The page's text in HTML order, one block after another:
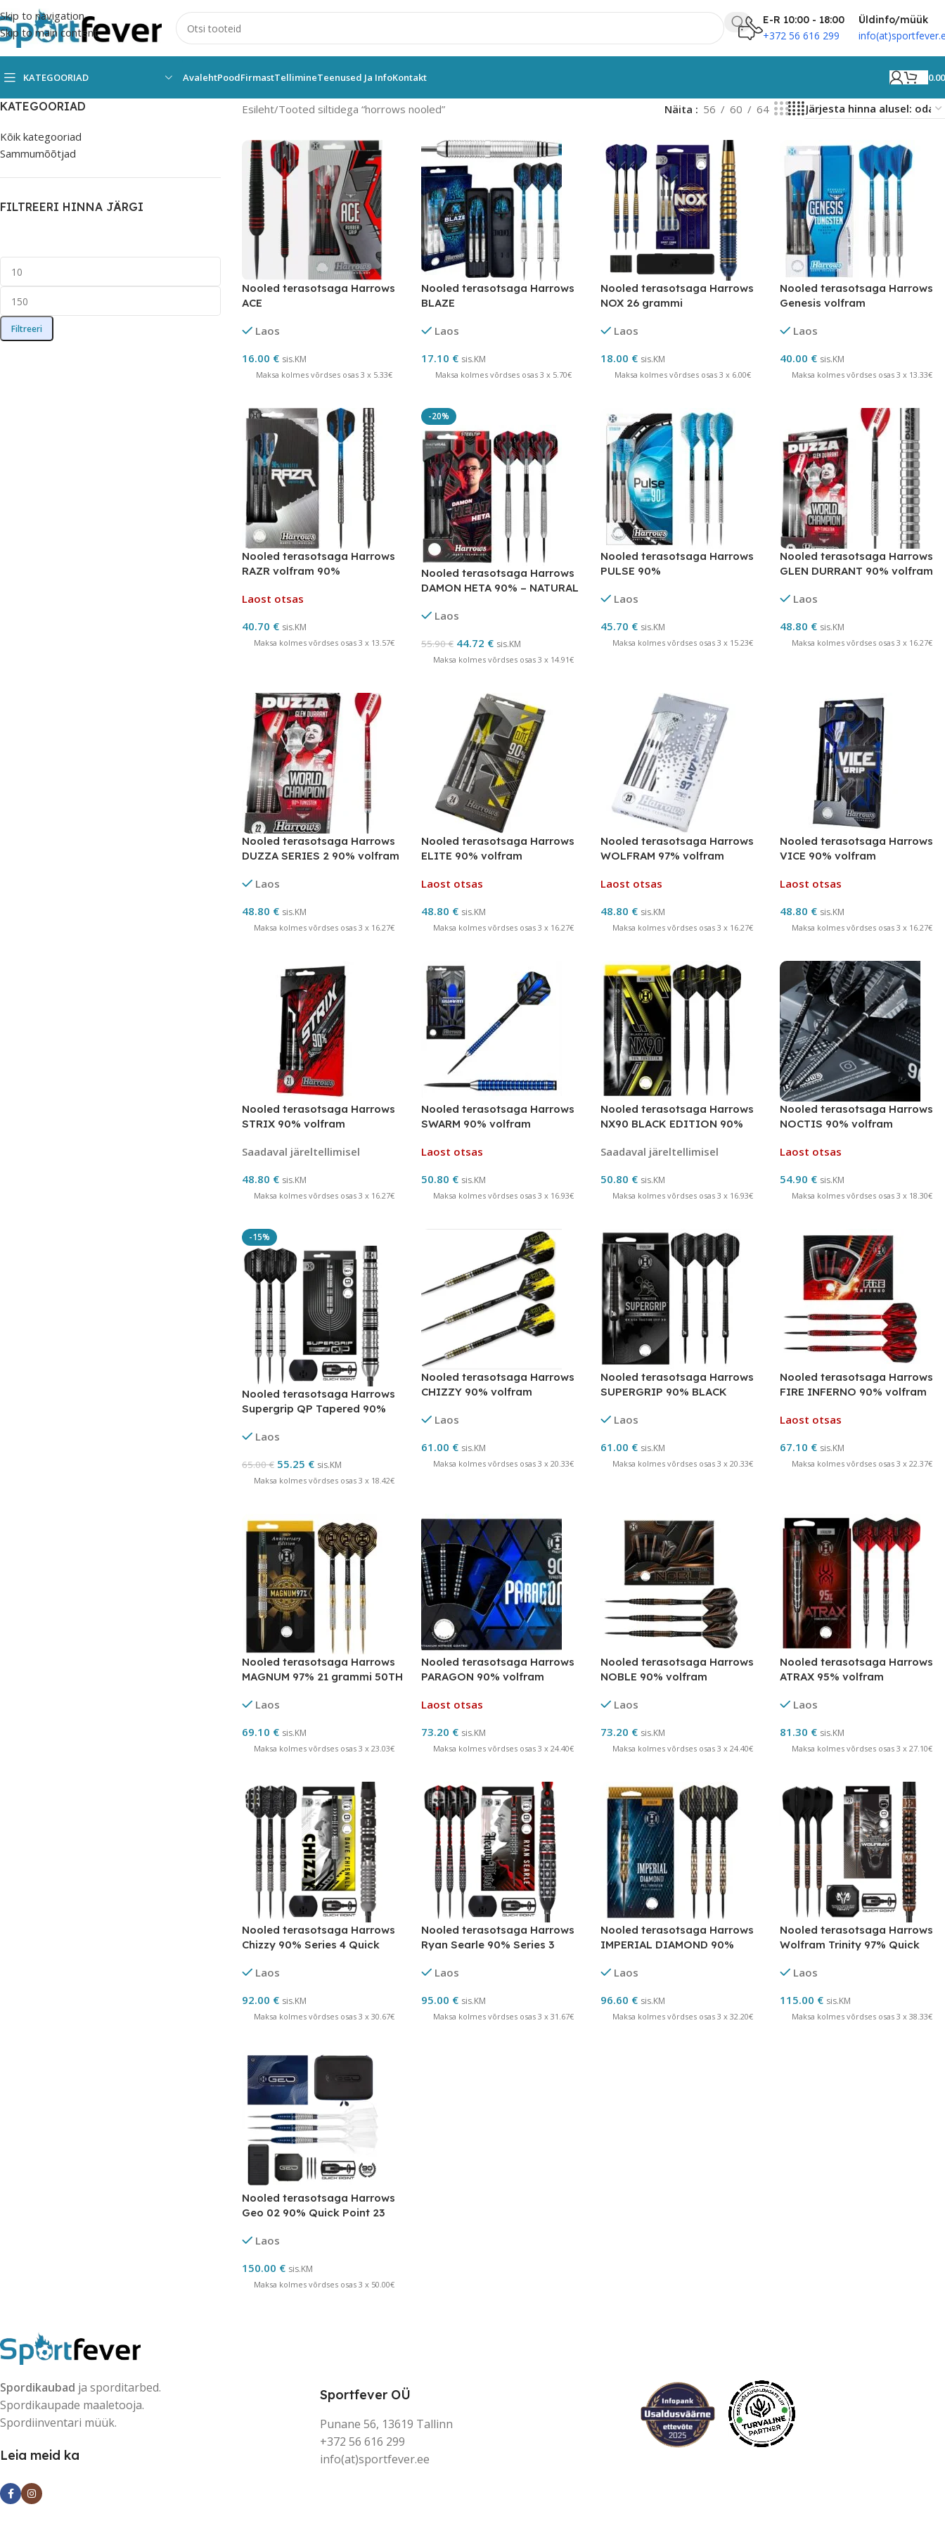
Skip to navigation
Skip to main content
E-R 10:00 - 18:00
+372 56 616 299
Üldinfo/müük
KATEGOORIAD AvalehtPoodFirmastTellimineTeenused Ja InfoKontakt
KATEGOORIAD
Kõik kategooriad
Sammumõõtjad
FILTREERI HINNA JÄRGI
Filtreeri
Esileht Tooted siltidega “horrows nooled” Näita 56 60 64
Nooled terasotsaga Harrows
ACE
Laos
16.00 € sis.KM
Maksa kolmes võrdses osas 3 x 5.33€
Nooled terasotsaga Harrows
BLAZE
Laos
17.10 € sis.KM
Maksa kolmes võrdses osas 3 x 5.70€
Nooled terasotsaga Harrows
NOX 26 grammi
Laos
18.00 € sis.KM
Maksa kolmes võrdses osas 3 x 6.00€
Nooled terasotsaga Harrows
Genesis volfram
Laos
40.00 € sis.KM
Maksa kolmes võrdses osas 3 x 13.33€
Nooled terasotsaga Harrows
RAZR volfram 90%
Laost otsas
40.70 € sis.KM
Maksa kolmes võrdses osas 3 x 13.57€
-20%
Nooled terasotsaga Harrows
DAMON HETA 90% – NATURAL
Laos
55.90€ 44.72 € sis.KM
Maksa kolmes võrdses osas 3 x 14.91€
Nooled terasotsaga Harrows
PULSE 90%
Laos
45.70 € sis.KM
Maksa kolmes võrdses osas 3 x 15.23€
Nooled terasotsaga Harrows
GLEN DURRANT 90% volfram
Laos
48.80 € sis.KM
Maksa kolmes võrdses osas 3 x 16.27€
Nooled terasotsaga Harrows
DUZZA SERIES 2 90% volfram
Laos
48.80 € sis.KM
Maksa kolmes võrdses osas 3 x 16.27€
Nooled terasotsaga Harrows
ELITE 90% volfram
Laost otsas
48.80 € sis.KM
Maksa kolmes võrdses osas 3 x 16.27€
Nooled terasotsaga Harrows
WOLFRAM 97% volfram
Laost otsas
48.80 € sis.KM
Maksa kolmes võrdses osas 3 x 16.27€
Nooled terasotsaga Harrows
VICE 90% volfram
Laost otsas
48.80 € sis.KM
Maksa kolmes võrdses osas 3 x 16.27€
Nooled terasotsaga Harrows
STRIX 90% volfram
Saadaval järeltellimisel
48.80 € sis.KM
Maksa kolmes võrdses osas 3 x 16.27€
Nooled terasotsaga Harrows
SWARM 90% volfram
Laost otsas
50.80 € sis.KM
Maksa kolmes võrdses osas 3 x 16.93€
Nooled terasotsaga Harrows
NX90 BLACK EDITION 90%
Saadaval järeltellimisel
50.80 € sis.KM
Maksa kolmes võrdses osas 3 x 16.93€
Nooled terasotsaga Harrows
NOCTIS 90% volfram
Laost otsas
54.90 € sis.KM
Maksa kolmes võrdses osas 3 x 18.30€
-15%
Nooled terasotsaga Harrows
Supergrip QP Tapered 90%
Laos
65.00€ 55.25 € sis.KM
Maksa kolmes võrdses osas 3 x 18.42€
Nooled terasotsaga Harrows
CHIZZY 90% volfram
Laos
61.00 € sis.KM
Maksa kolmes võrdses osas 3 x 20.33€
Nooled terasotsaga Harrows
SUPERGRIP 90% BLACK
Laos
61.00 € sis.KM
Maksa kolmes võrdses osas 3 x 20.33€
Nooled terasotsaga Harrows
FIRE INFERNO 90% volfram
Laost otsas
67.10 € sis.KM
Maksa kolmes võrdses osas 3 x 22.37€
Nooled terasotsaga Harrows
MAGNUM 97% 21 grammi 50TH
Laos
69.10 € sis.KM
Maksa kolmes võrdses osas 3 x 23.03€
Nooled terasotsaga Harrows
PARAGON 90% volfram
Laost otsas
73.20 € sis.KM
Maksa kolmes võrdses osas 3 x 24.40€
Nooled terasotsaga Harrows
NOBLE 90% volfram
Laos
73.20 € sis.KM
Maksa kolmes võrdses osas 3 x 24.40€
Nooled terasotsaga Harrows
ATRAX 95% volfram
Laos
81.30 € sis.KM
Maksa kolmes võrdses osas 3 x 27.10€
Nooled terasotsaga Harrows
Chizzy 90% Series 4 Quick
Laos
92.00 € sis.KM
Maksa kolmes võrdses osas 3 x 30.67€
Nooled terasotsaga Harrows
Ryan Searle 90% Series 3
Laos
95.00 € sis.KM
Maksa kolmes võrdses osas 3 x 31.67€
Nooled terasotsaga Harrows
IMPERIAL DIAMOND 90%
Laos
96.60 € sis.KM
Maksa kolmes võrdses osas 3 x 32.20€
Nooled terasotsaga Harrows
Wolfram Trinity 97% Quick
Laos
115.00 € sis.KM
Maksa kolmes võrdses osas 3 x 38.33€
Nooled terasotsaga Harrows
Geo 02 90% Quick Point 23
Laos
150.00 € sis.KM
Maksa kolmes võrdses osas 3 x 50.00€
Spordikaubad ja sporditarbed.
Spordikaupade maaletooja.
Spordiinventari müük.
Leia meid ka
Sportfever OÜ
Punane 56, 13619 Tallinn
+372 56 616 299
info(at)sportfever.ee